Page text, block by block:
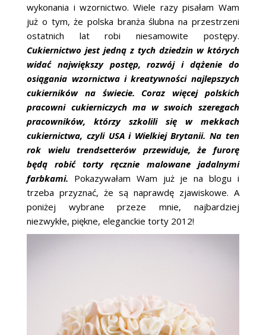
ARCHIWUM
wykonania i wzornictwo. Wiele razy pisałam Wam
już o tym, że polska branża ślubna na przestrzeni
ostatnich lat robi niesamowite postępy.
Cukiernictwo jest jedną z tych dziedzin w których
widać największy postęp, rozwój i dążenie do
osiągania wzornictwa i kreatywności najlepszych
cukierników na świecie. Coraz więcej polskich
pracowni cukierniczych ma w swoich szeregach
pracowników, którzy szkolili się w mekkach
cukiernictwa, czyli USA i Wielkiej Brytanii. Na ten
rok wielu trendsetterów przewiduje, że furorę
będą robić torty ręcznie malowane jadalnymi
farbkami. Pokazywałam Wam już je na blogu i
trzeba przyznać, że są naprawdę zjawiskowe. A
poniżej wybrane przeze mnie, najbardziej
niezwykłe, piękne, eleganckie torty 2012!